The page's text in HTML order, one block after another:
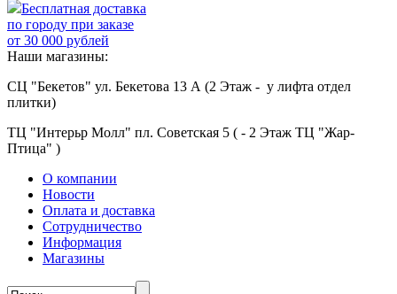
Бесплатная доставка
по городу при заказе
от 30 000 рублей
Наши магазины:
СЦ "Бекетов" ул. Бекетова 13 А (2 Этаж - у лифта отдел
плитки)
ТЦ "Интерьр Молл" пл. Советская 5 ( - 2 Этаж ТЦ "Жар-
Птица" )
О компании
Новости
Оплата и доставка
Сотрудничество
Информация
Магазины